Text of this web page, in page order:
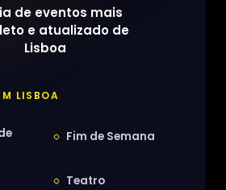
de eventos mais
e atualizado de
Lisboa
LISBOA
Fim de Semana
Teatro